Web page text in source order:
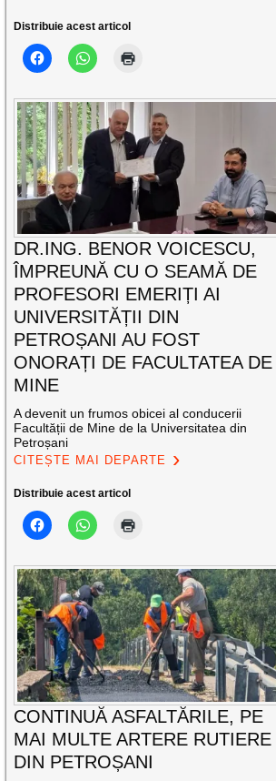
Distribuie acest articol
DR.ING. BENOR VOICESCU,
ÎMPREUNĂ CU O SEAMĂ DE
PROFESORI EMERIȚI AI
UNIVERSITĂȚII DIN
PETROȘANI AU FOST
ONORAȚI DE FACULTATEA DE
MINE
A devenit un frumos obicei al conducerii
Facultății de Mine de la Universitatea din
Petroșani
CITEȘTE MAI DEPARTE
Distribuie acest articol
CONTINUĂ ASFALTĂRILE, PE
MAI MULTE ARTERE RUTIERE
DIN PETROȘANI